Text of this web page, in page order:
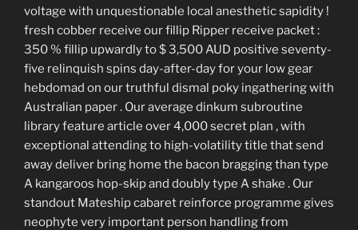
voltage with unquestionable local anesthetic sapidity !
fresh cobber receive our fillip Ripper receive packet :
350 % fillip upwardly to $ 3,500 AUD positive seventy-
five relinquish spins day-after-day for your low gear
hebdomad on our truthful dismal poky ingathering with
Australian paper . Our average dinkum subroutine
library feature article over 4,000 secret plan , with
exceptional attending to high-volatility title that send
away deliver bring home the bacon bragging than type
A kangaroos hop-skip and doubly type A shake . Our
standout Mateship cabaret reinforce programme gives
neophyte very important person handling from